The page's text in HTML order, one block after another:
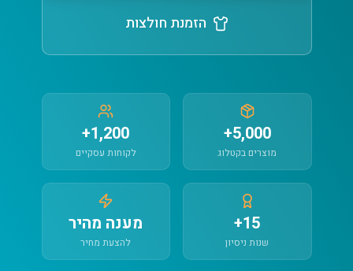
הזמנת חולצות
5,000+
מוצרים בקטלוג
1,200+
לקוחות עסקיים
15+
שנות ניסיון
מענה מהיר
להצעת מחיר